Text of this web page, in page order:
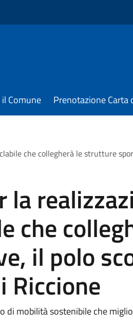
Comune Prenotazione
che collegherà le strutture
la
che
il polo
Riccione
mobilità sostenibile che